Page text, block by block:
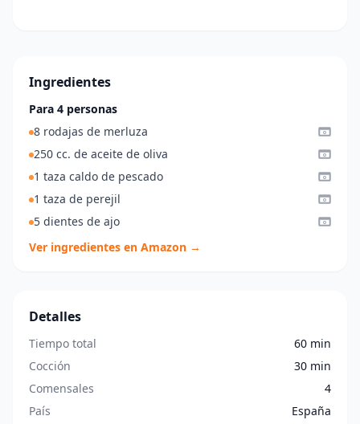
Ingredientes
Para 4 personas
8 rodajas de merluza
250 cc. de aceite de oliva
1 taza caldo de pescado
1 taza de perejil
5 dientes de ajo
Ver ingredientes en Amazon →
Detalles
Tiempo total
60 min
Cocción
30 min
Comensales
4
País
España